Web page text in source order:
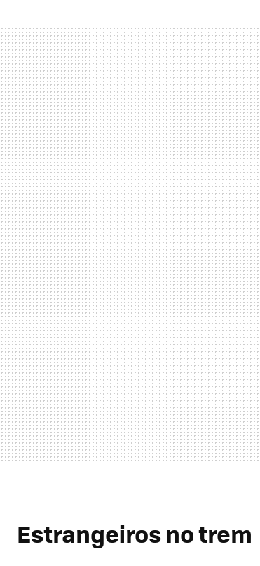
Estrangeiros no trem